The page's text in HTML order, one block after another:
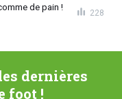
de pain !
228
dernières
foot !